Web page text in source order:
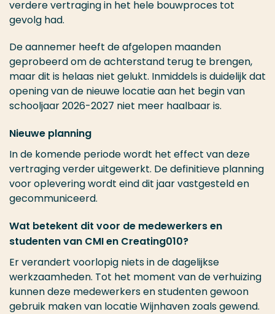
verdere vertraging in het hele bouwproces tot
gevolg had.
De aannemer heeft de afgelopen maanden
geprobeerd om de achterstand terug te brengen,
maar dit is helaas niet gelukt. Inmiddels is duidelijk dat
opening van de nieuwe locatie aan het begin van
schooljaar 2026-2027 niet meer haalbaar is.
Nieuwe planning
In de komende periode wordt het effect van deze
vertraging verder uitgewerkt. De definitieve planning
voor oplevering wordt eind dit jaar vastgesteld en
gecommuniceerd.
Wat betekent dit voor de medewerkers en
studenten van CMI en Creating010?
Er verandert voorlopig niets in de dagelijkse
werkzaamheden. Tot het moment van de verhuizing
kunnen deze medewerkers en studenten gewoon
gebruik maken van locatie Wijnhaven zoals gewend.